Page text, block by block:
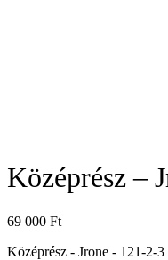
Középrész –
69 000 Ft
Középrész - Jrone - 121-2-3